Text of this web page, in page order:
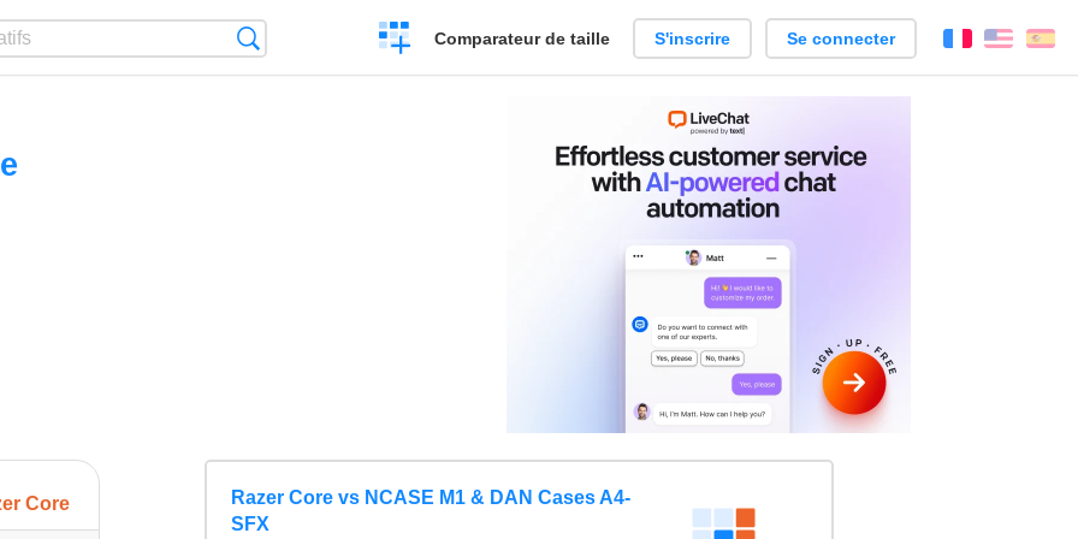
Créer
un
Comparateur de taille S'inscrire Se connecter FrançaisEnglish
Core
Razer Core vs NCASE M1 & DAN Cases A4-
SFX